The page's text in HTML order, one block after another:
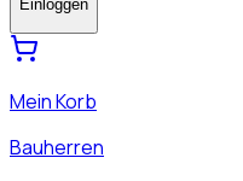
Einloggen
Mein Korb
Bauherren